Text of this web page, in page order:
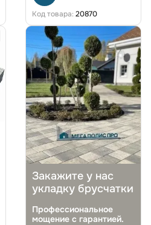
Код товара: 20870
Закажите у нас
укладку брусчатки
Профессиональное
мощение с гарантией.